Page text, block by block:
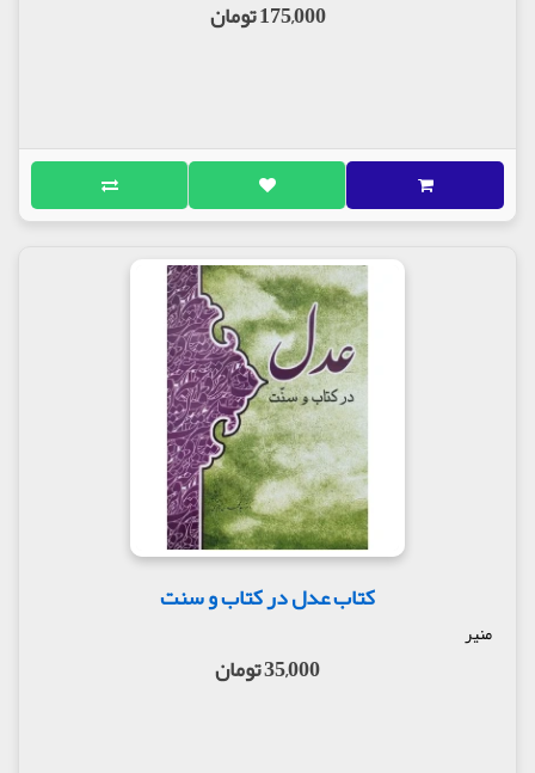
175,000 تومان
کتاب عدل در کتاب و سنت
منیر
35,000 تومان